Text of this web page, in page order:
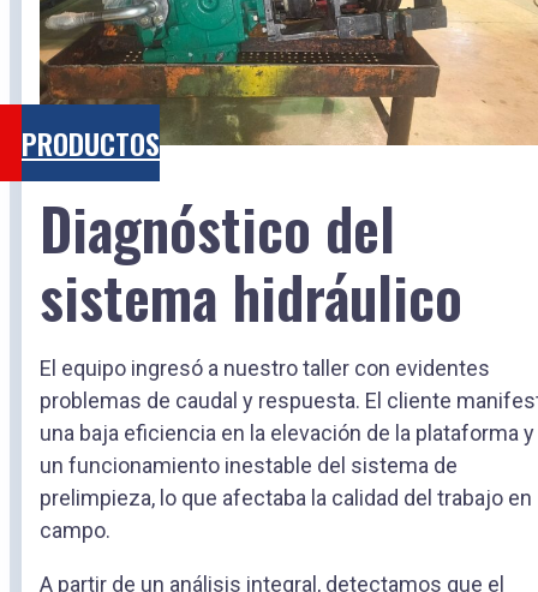
PRODUCTOS
Diagnóstico del
sistema hidráulico
El equipo ingresó a nuestro taller con evidentes
problemas de caudal y respuesta. El cliente
una baja eficiencia en la elevación de la plataforma y
un funcionamiento inestable del sistema de
prelimpieza, lo que afectaba la calidad del trabajo en
campo.
A partir de un análisis integral, detectamos que el